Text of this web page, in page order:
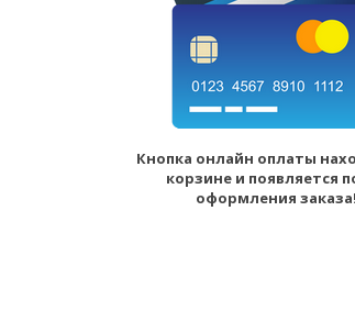
Кнопка онлайн оплаты
корзине и появляется
оформления заказа!